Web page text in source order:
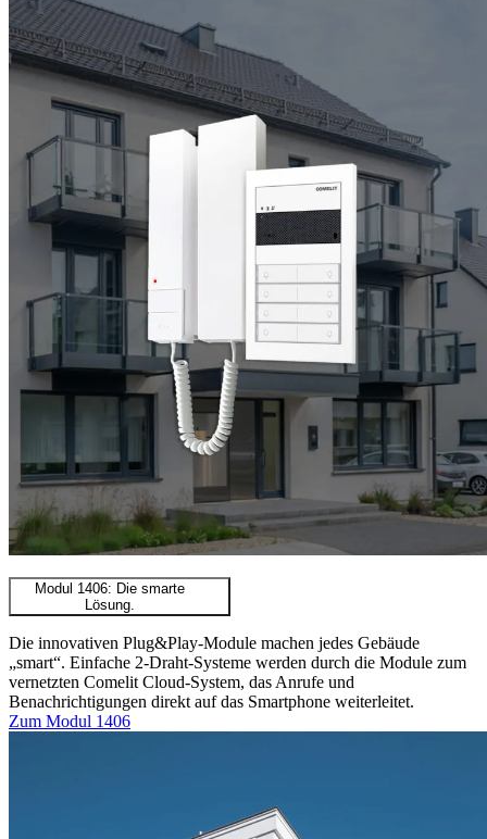
Modul 1406: Die smarte
Lösung.
Die innovativen Plug&Play-Module machen jedes Gebäude
„smart“. Einfache 2-Draht-Systeme werden durch die Module zum
vernetzten Comelit Cloud-System, das Anrufe und
Benachrichtigungen direkt auf das Smartphone weiterleitet.
Zum Modul 1406